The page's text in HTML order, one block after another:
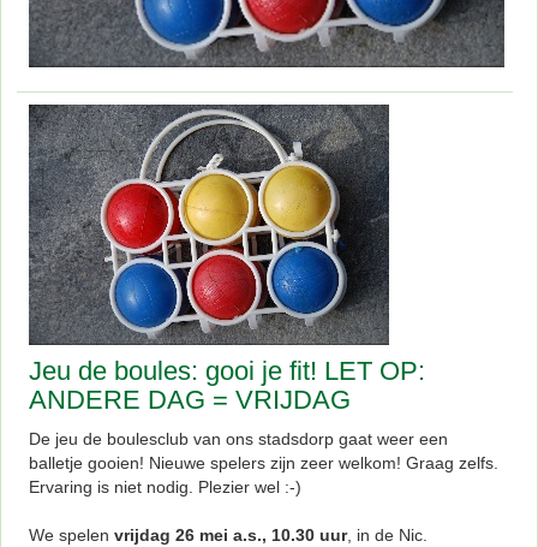
Jeu de boules: gooi je fit! LET OP:
ANDERE DAG = VRIJDAG
De jeu de boulesclub van ons stadsdorp gaat weer een
balletje gooien! Nieuwe spelers zijn zeer welkom! Graag zelfs.
Ervaring is niet nodig. Plezier wel :-)
We spelen vrijdag 26 mei a.s., 10.30 uur, in de Nic.